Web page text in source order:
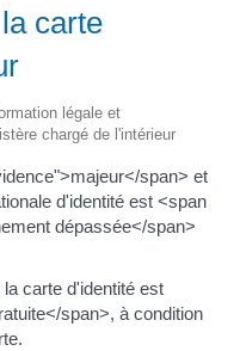
carte
légale et
chargé de l'intérieur
span> et
d'identité est <span
dépassée</span>
carte d'identité est
span>, à condition